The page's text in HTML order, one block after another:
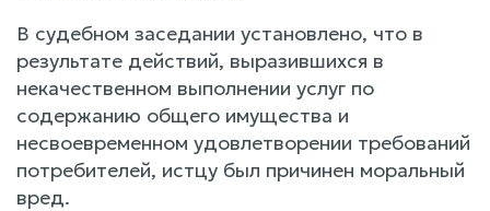
В судебном заседании установлено, что в
результате действий, выразившихся в
некачественном выполнении услуг по
содержанию общего имущества и
несвоевременном удовлетворении требований
потребителей, истцу был причинен моральный
вред.